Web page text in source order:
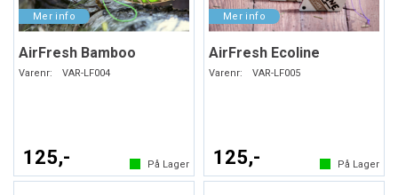
AirFresh Bamboo
Varenr: VAR-LF004
125,- På Lager
AirFresh Ecoline
Varenr: VAR-LF005
125,- På Lager